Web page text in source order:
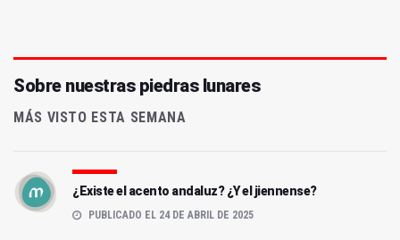
Sobre nuestras piedras lunares
MÁS VISTO ESTA SEMANA
¿Existe el acento andaluz? ¿Y el jiennense?
PUBLICADO EL 24 DE ABRIL DE 2025